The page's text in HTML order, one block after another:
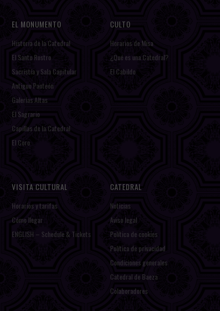
EL MONUMENTO
Historia de la Catedral
El Santo Rostro
Sacristía y Sala Capitular
Antiguo Panteón
Galerías Altas
El Sagrario
Capillas de la Catedral
El Coro
CULTO
Horarios de Misa
¿Qué es una Catedral?
El Cabildo
VISITA CULTURAL
Horarios y tarifas
Cómo llegar
ENGLISH – Schedule & Tickets
CATEDRAL
Noticias
Aviso legal
Política de cookies
Política de privacidad
Condiciones generales
Catedral de Baeza
Colaboradores